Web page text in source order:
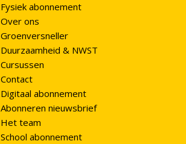
Fysiek abonnement
Over ons
Groenversneller
Duurzaamheid & NWST
Cursussen
Contact
Digitaal abonnement
Abonneren nieuwsbrief
Het team
School abonnement